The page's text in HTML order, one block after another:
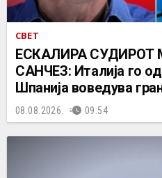
СВЕТ
ЕСКАЛИРА СУДИРОТ
САНЧЕЗ: Италија го
Шпанија воведува
08.08.2026. 09:54